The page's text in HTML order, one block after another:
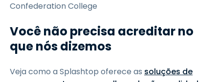
Confederation College
Você não precisa acreditar no
que nós dizemos
Veja como a Splashtop oferece as soluções de